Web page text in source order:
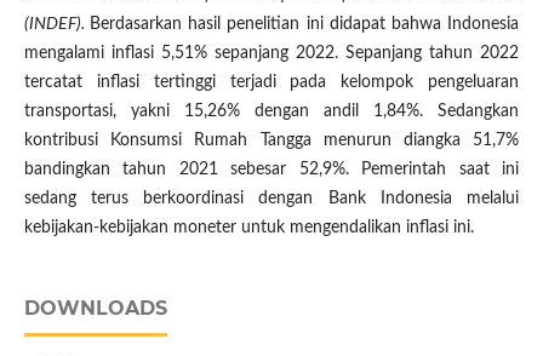
(INDEF). Berdasarkan hasil penelitian ini didapat bahwa Indonesia
mengalami inflasi 5,51% sepanjang 2022. Sepanjang tahun 2022
tercatat inflasi tertinggi terjadi pada kelompok pengeluaran
transportasi, yakni 15,26% dengan andil 1,84%. Sedangkan
kontribusi Konsumsi Rumah Tangga menurun diangka 51,7%
bandingkan tahun 2021 sebesar 52,9%. Pemerintah saat ini
sedang terus berkoordinasi dengan Bank Indonesia melalui
kebijakan-kebijakan moneter untuk mengendalikan inflasi ini.
DOWNLOADS